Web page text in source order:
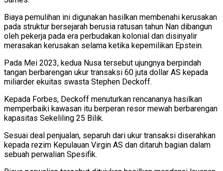
Biaya pemulihan ini digunakan hasilkan membenahi kerusakan
pada struktur bersejarah berusia ratusan tahun Nan dibangun
oleh pekerja pada era perbudakan kolonial dan disinyalir
merasakan kerusakan selama ketika kepemilikan Epstein.
Pada Mei 2023, kedua Nusa tersebut ujungnya berpindah
tangan berbarengan ukur transaksi 60 juta dollar AS kepada
miliarder ekuitas swasta Stephen Deckoff.
Kepada Forbes, Deckoff menuturkan rencananya hasilkan
memperbaiki kawasan itu berperan resor mewah berbarengan
kapasitas Sekeliling 25 Bilik.
Sesuai deal penjualan, separuh dari ukur transaksi diserahkan
kepada rezim Kepulauan Virgin AS dan ditaruh bagian dalam
sebuah perwalian Spesifik.